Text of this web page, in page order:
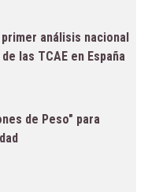
análisis nacional
las TCAE en España
de Peso" para